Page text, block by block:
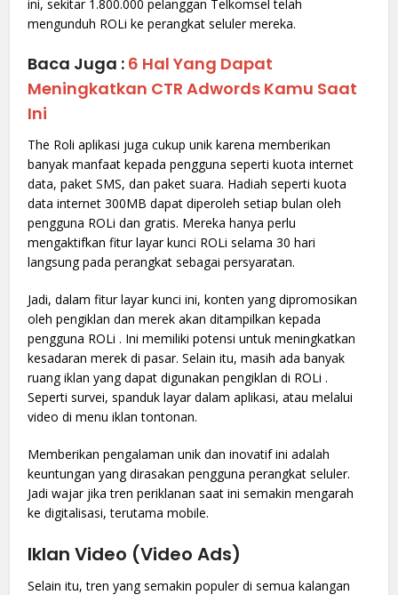
ini, sekitar 1.800.000 pelanggan Telkomsel telah
mengunduh ROLi ke perangkat seluler mereka.
Baca Juga : 6 Hal Yang Dapat
Meningkatkan CTR Adwords Kamu Saat
Ini
The Roli aplikasi juga cukup unik karena memberikan
banyak manfaat kepada pengguna seperti kuota internet
data, paket SMS, dan paket suara. Hadiah seperti kuota
data internet 300MB dapat diperoleh setiap bulan oleh
pengguna ROLi dan gratis. Mereka hanya perlu
mengaktifkan fitur layar kunci ROLi selama 30 hari
langsung pada perangkat sebagai persyaratan.
Jadi, dalam fitur layar kunci ini, konten yang dipromosikan
oleh pengiklan dan merek akan ditampilkan kepada
pengguna ROLi . Ini memiliki potensi untuk meningkatkan
kesadaran merek di pasar. Selain itu, masih ada banyak
ruang iklan yang dapat digunakan pengiklan di ROLi .
Seperti survei, spanduk layar dalam aplikasi, atau melalui
video di menu iklan tontonan.
Memberikan pengalaman unik dan inovatif ini adalah
keuntungan yang dirasakan pengguna perangkat seluler.
Jadi wajar jika tren periklanan saat ini semakin mengarah
ke digitalisasi, terutama mobile.
Iklan Video (Video Ads)
Selain itu, tren yang semakin populer di semua kalangan